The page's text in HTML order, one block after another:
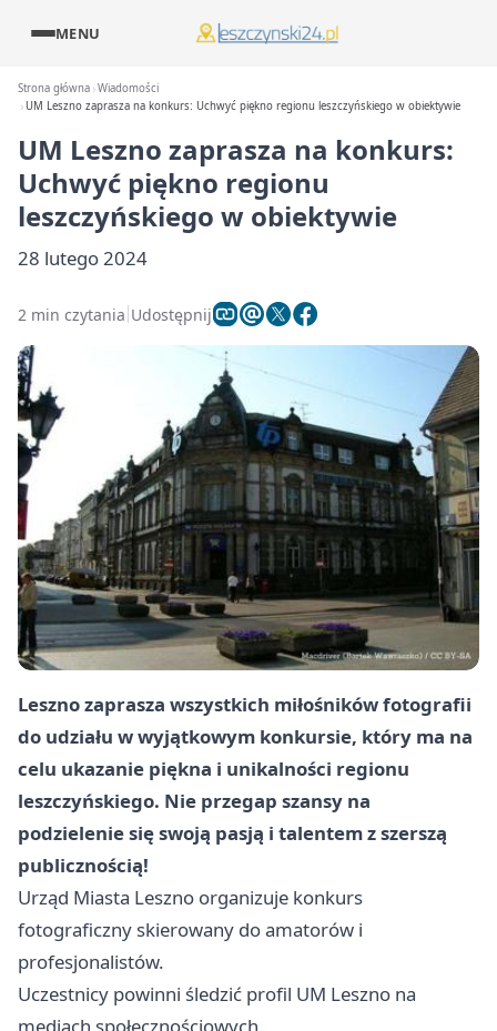
MENU
Strona główna Wiadomości
UM Leszno zaprasza na konkurs: Uchwyć piękno regionu leszczyńskiego w obiektywie
UM Leszno zaprasza na konkurs:
Uchwyć piękno regionu
leszczyńskiego w obiektywie
28 lutego 2024
2 min czytania Udostępnij
Lesznozaprasza wszystkich miłośników fotografii
do udziału w wyjątkowym konkursie, który ma na
celu ukazanie piękna i unikalności regionu
leszczyńskiego. Nie przegap szansy na
podzielenie się swoją pasją i talentem z szerszą
publicznością!
Urząd Miasta Leszno organizuje konkurs
fotograficzny skierowany do amatorów i
profesjonalistów.
Uczestnicy powinni śledzić profil UM Leszno na